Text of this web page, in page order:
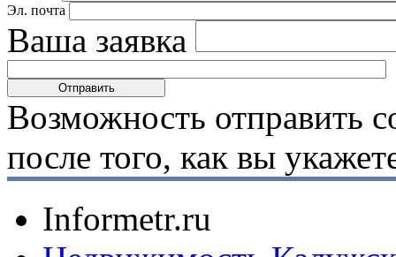
Эл. почта
Ваша заявка
Возможность отправить
после того, как вы
Informetr.ru